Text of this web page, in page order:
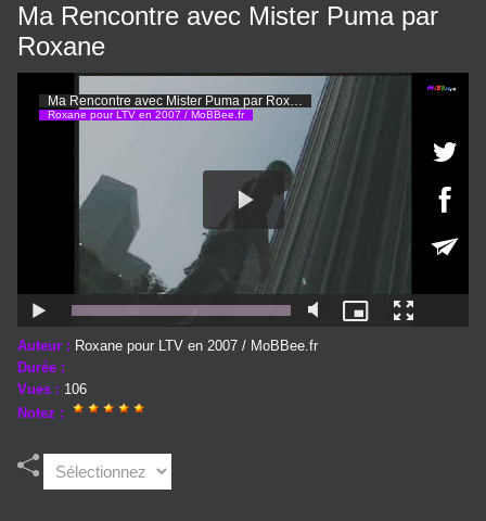
Ma Rencontre avec Mister Puma par
Roxane
Auteur : Roxane pour LTV en 2007 / MoBBee.fr
Durée :
Vues : 106
Notez :